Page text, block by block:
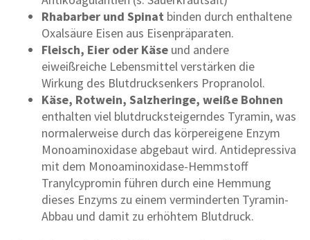
Rhabarber und Spinat binden durch enthaltene
Oxalsäure Eisen aus Eisenpräparaten.
Fleisch, Eier oder Käse und andere
eiweißreiche Lebensmittel verstärken die
Wirkung des Blutdrucksenkers Propranolol.
Käse, Rotwein, Salzheringe, weiße Bohnen
enthalten viel blutdrucksteigerndes Tyramin, was
normalerweise durch das körpereigene Enzym
Monoaminoxidase abgebaut wird. Antidepressiva
mit dem Monoaminoxidase-Hemmstoff
Tranylcypromin führen durch eine Hemmung
dieses Enzyms zu einem verminderten Tyramin-
Abbau und damit zu erhöhtem Blutdruck.